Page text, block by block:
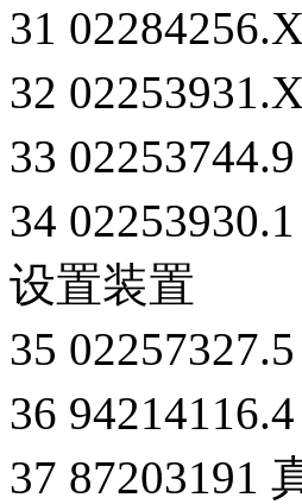
31
32
33
34
设置装置
35
36
37 87203191